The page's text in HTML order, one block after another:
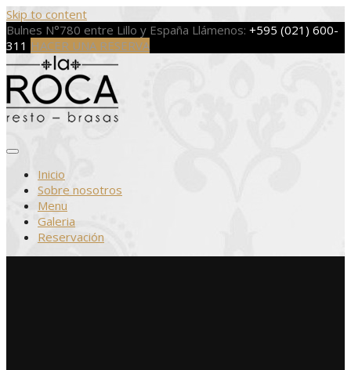
Skip to content
Bulnes N°780 entre Lillo y España Llámenos: +595 (021) 600-
311 HACER UNA RESERVA
Inicio
Sobre nosotros
Menu
Galeria
Reservación